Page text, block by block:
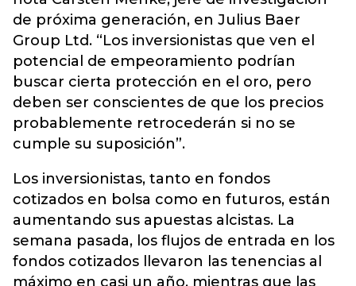
de próxima generación, en Julius Baer
Group Ltd. “Los inversionistas que ven el
potencial de empeoramiento podrían
buscar cierta protección en el oro, pero
deben ser conscientes de que los precios
probablemente retrocederán si no se
cumple su suposición”.
Los inversionistas, tanto en fondos
cotizados en bolsa como en futuros, están
aumentando sus apuestas alcistas. La
semana pasada, los flujos de entrada en los
fondos cotizados llevaron las tenencias al
máximo en casi un año, mientras que las